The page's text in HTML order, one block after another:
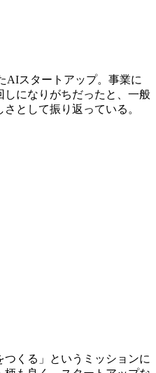
AIスタートアップ。事業に
になりがちだったと、一般
として振り返っている。
つくる」というミッションに